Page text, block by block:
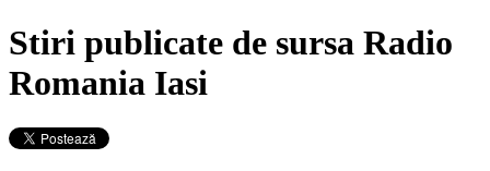
Stiri publicate de sursa Radio
Romania Iasi